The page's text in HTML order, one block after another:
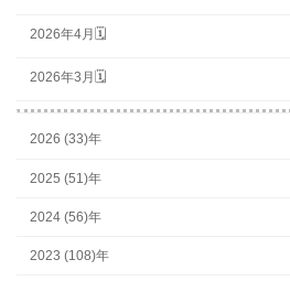
2026年4月🗓
2026年3月🗓
2026 (33)年
2025 (51)年
2024 (56)年
2023 (108)年